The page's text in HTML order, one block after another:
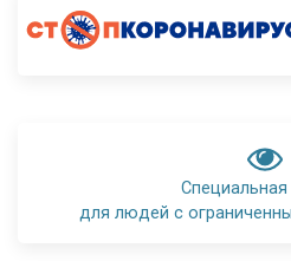
Специальная
для людей с